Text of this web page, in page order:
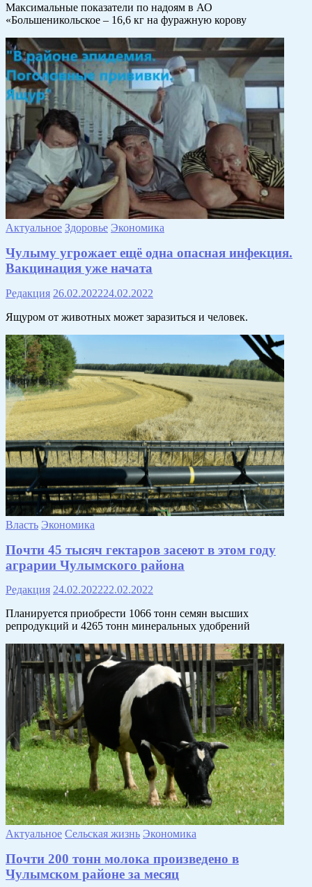
Максимальные показатели по надоям в АО
«Большеникольское – 16,6 кг на фуражную корову
Актуальное Здоровье Экономика
Чулыму угрожает ещё одна опасная инфекция.
Вакцинация уже начата
Редакция 26.02.202224.02.2022
Ящуром от животных может заразиться и человек.
Власть Экономика
Почти 45 тысяч гектаров засеют в этом году
аграрии Чулымского района
Редакция 24.02.202222.02.2022
Планируется приобрести 1066 тонн семян высших
репродукций и 4265 тонн минеральных удобрений
Актуальное Сельская жизнь Экономика
Почти 200 тонн молока произведено в
Чулымском районе за месяц